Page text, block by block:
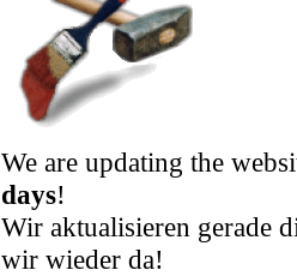
We are updating the
days!
Wir aktualisieren gerade
wir wieder da!